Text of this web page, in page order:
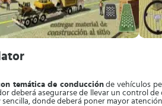
temática de conducciónde vehículos
deberá asegurarse de llevar un control
donde deberá poner mayor